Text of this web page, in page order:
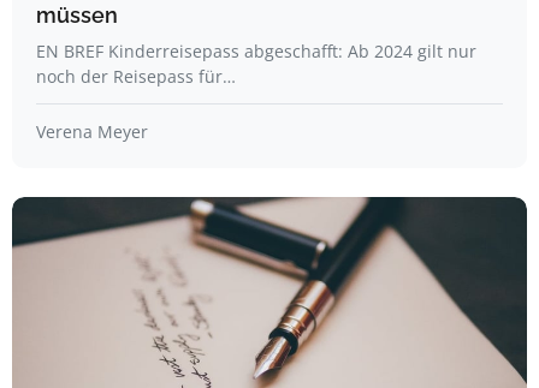
müssen
EN BREF Kinderreisepass abgeschafft: Ab 2024 gilt nur
noch der Reisepass für…
Verena Meyer